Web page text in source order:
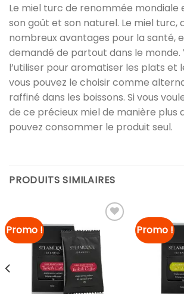
Le miel turc de renommée mondiale
son goût et son naturel. Le miel turc,
nombreux avantages pour la santé,
demandé de partout dans le monde.
l’utiliser pour aromatiser les plats et
vous pouvez le choisir comme
raffiné dans les boissons. Si vous
de ce précieux miel de manière plus
pouvez consommer le produit seul.
PRODUITS SIMILAIRES
Promo !
Ajouter à
la liste
de
souhaits
Promo !